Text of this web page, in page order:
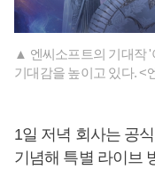
▲ 엔씨소프트의 기대작 '
기대감을 높이고 있다. <
1일 저녁 회사는 공
기념해 특별 라이브